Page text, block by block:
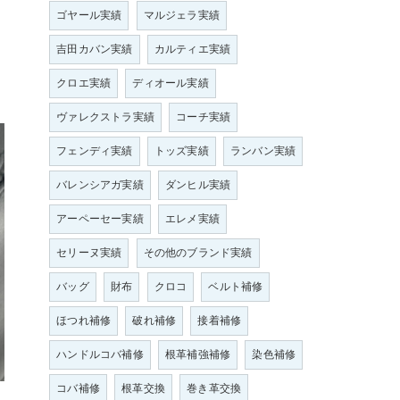
ゴヤール実績
マルジェラ実績
吉田カバン実績
カルティエ実績
クロエ実績
ディオール実績
ヴァレクストラ実績
コーチ実績
フェンディ実績
トッズ実績
ランバン実績
バレンシアガ実績
ダンヒル実績
アーペーセー実績
エレメ実績
セリーヌ実績
その他のブランド実績
バッグ
財布 クロコ
ベルト補修
ほつれ補修
破れ補修
接着補修
ハンドルコバ補修
根革補強補修
染色補修
コバ補修
根革交換 巻き革交換